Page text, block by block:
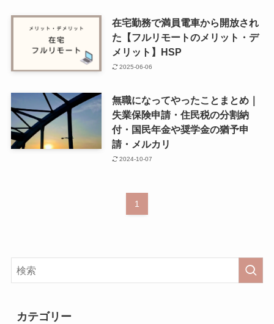
在宅勤務で満員電車から開放され
た【フルリモートのメリット・デ
メリット】HSP
2025-06-06
無職になってやったことまとめ｜
失業保険申請・住民税の分割納
付・国民年金や奨学金の猶予申
請・メルカリ
2024-10-07
1
カテゴリー